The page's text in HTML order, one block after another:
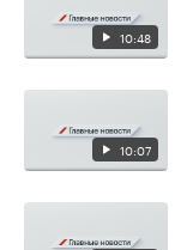
10:48
10:07